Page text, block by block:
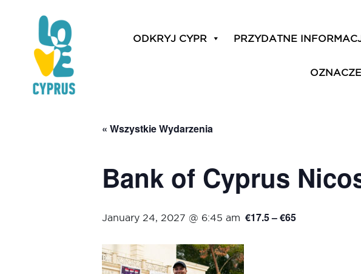
ODKRYJ CYPR PRZYDATNE
« Wszystkie Wydarzenia
Bank of Cyprus
January 24, 2027 @ 6:45 am €17.5 – €65